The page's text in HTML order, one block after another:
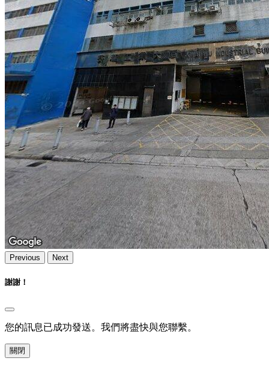
Previous Next
謝謝！
您的訊息已成功發送。我們將盡快與您聯繫。
關閉